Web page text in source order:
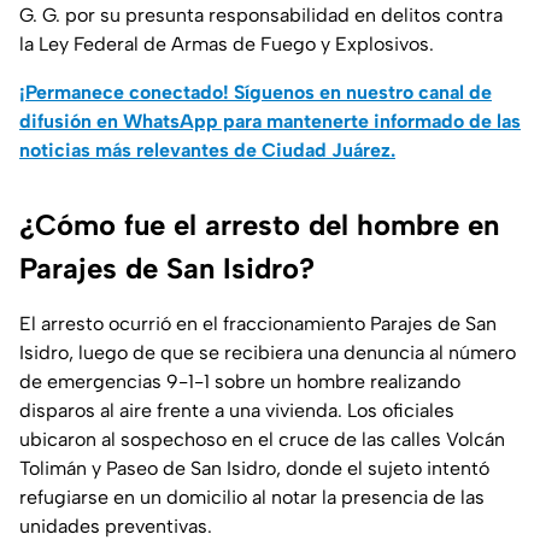
G. G. por su presunta responsabilidad en delitos contra
la Ley Federal de Armas de Fuego y Explosivos.
¡Permanece conectado! Síguenos en nuestro canal de
difusión en WhatsApp para mantenerte informado de las
noticias más relevantes de Ciudad Juárez.
¿Cómo fue el arresto del hombre en
Parajes de San Isidro?
El arresto ocurrió en el fraccionamiento Parajes de San
Isidro, luego de que se recibiera una denuncia al número
de emergencias 9-1-1 sobre un hombre realizando
disparos al aire frente a una vivienda. Los oficiales
ubicaron al sospechoso en el cruce de las calles Volcán
Tolimán y Paseo de San Isidro, donde el sujeto intentó
refugiarse en un domicilio al notar la presencia de las
unidades preventivas.